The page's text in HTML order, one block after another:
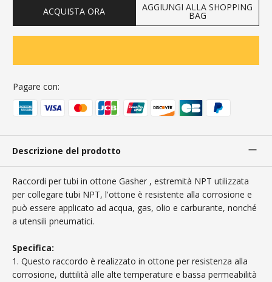
ACQUISTA ORA AGGIUNGI ALLA SHOPPING
BAG
Pagare con:
Descrizione del prodotto
Raccordi per tubi in ottone Gasher , estremità NPT utilizzata
per collegare tubi NPT, l'ottone è resistente alla corrosione e
può essere applicato ad acqua, gas, olio e carburante, nonché
a utensili pneumatici.
Specifica:
1. Questo raccordo è realizzato in ottone per resistenza alla
corrosione, duttilità alle alte temperature e bassa permeabilità